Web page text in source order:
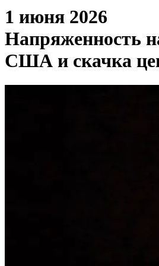
1 июня 2026
Напряженность
США и скачка